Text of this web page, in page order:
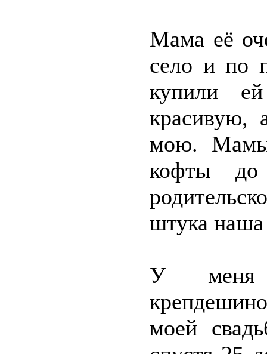
Мама её
село и по
купили
красивую,
мою.
кофты
штука
У меня
моей